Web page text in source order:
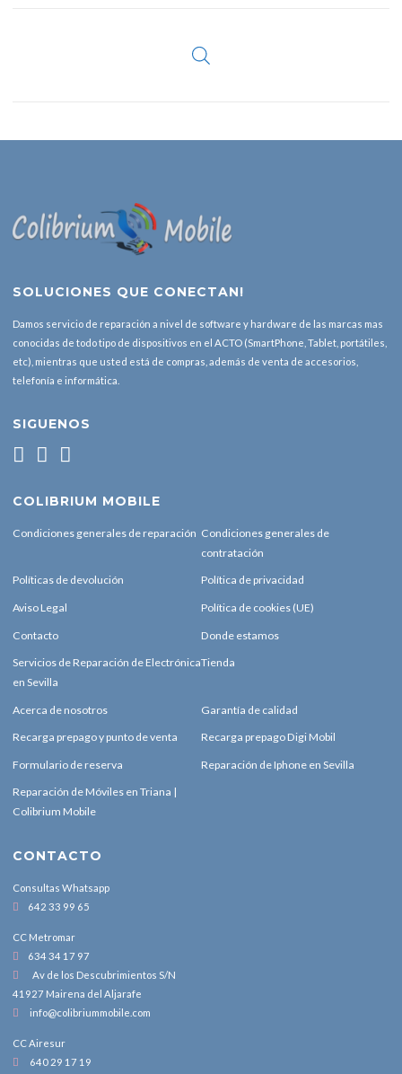
SOLUCIONES QUE CONECTAN!
Damos servicio de reparación a nivel de software y hardware de las marcas mas
conocidas de todo tipo de dispositivos en el ACTO (SmartPhone, Tablet, portátiles,
etc), mientras que usted está de compras, además de venta de accesorios,
telefonía e informática.
SIGUENOS
COLIBRIUM MOBILE
Condiciones generales de reparación Condiciones generales de
contratación
Políticas de devolución Política de privacidad
Aviso Legal Política de cookies (UE)
Contacto Donde estamos
Servicios de Reparación de Electrónica
en Sevilla
Tienda
Acerca de nosotros Garantía de calidad
Recarga prepago y punto de venta Recarga prepago Digi Mobil
Formulario de reserva Reparación de Iphone en Sevilla
Reparación de Móviles en Triana |
Colibrium Mobile
CONTACTO
Consultas Whatsapp
642 33 99 65
CC Metromar
634 34 17 97
Av de los Descubrimientos S/N
41927 Mairena del Aljarafe
info@colibriummobile.com
CC Airesur
640 29 17 19